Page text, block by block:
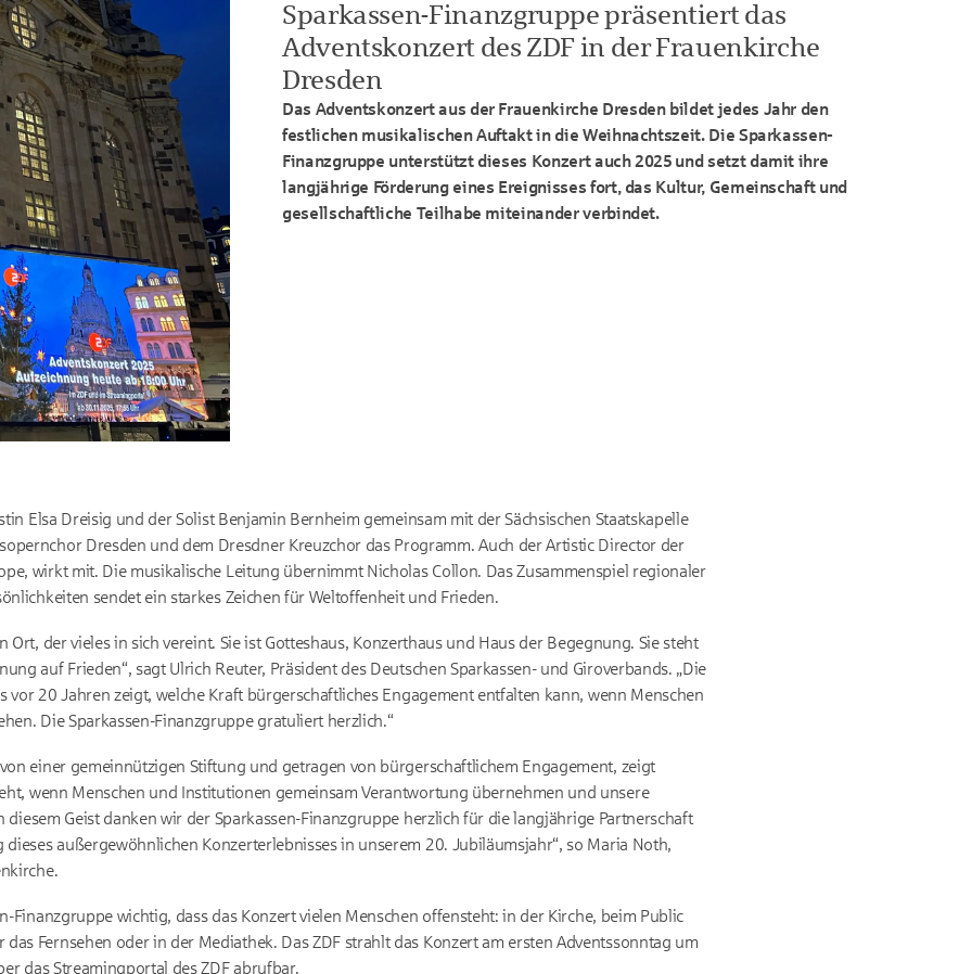
Sparkassen-Finanzgruppe präsentiert das
Adventskonzert des ZDF in der Frauenkirche
Dresden
Das Adventskonzert aus der Frauenkirche Dresden bildet jedes Jahr den
festlichen musikalischen Auftakt in die Weihnachtszeit. Die Sparkassen-
Finanzgruppe unterstützt dieses Konzert auch 2025 und setzt damit ihre
langjährige Förderung eines Ereignisses fort, das Kultur, Gemeinschaft und
gesellschaftliche Teilhabe miteinander verbindet.
Elsa Dreisig und der Solist Benjamin Bernheim gemeinsam mit der Sächsischen Staatskapelle
Dresden und dem Dresdner Kreuzchor das Programm. Auch der Artistic Director der
wirkt mit. Die musikalische Leitung übernimmt Nicholas Collon. Das Zusammenspiel regionaler
sendet ein starkes Zeichen für Weltoffenheit und Frieden.
Ort, der vieles in sich vereint. Sie ist Gotteshaus, Konzerthaus und Haus der Begegnung. Sie steht
auf Frieden“, sagt Ulrich Reuter, Präsident des Deutschen Sparkassen- und Giroverbands. „Die
vor 20 Jahren zeigt, welche Kraft bürgerschaftliches Engagement entfalten kann, wenn Menschen
Die Sparkassen-Finanzgruppe gratuliert herzlich.“
einer gemeinnützigen Stiftung und getragen von bürgerschaftlichem Engagement, zeigt
wenn Menschen und Institutionen gemeinsam Verantwortung übernehmen und unsere
diesem Geist danken wir der Sparkassen-Finanzgruppe herzlich für die langjährige Partnerschaft
außergewöhnlichen Konzerterlebnisses in unserem 20. Jubiläumsjahr“, so Maria Noth,
Finanzgruppe wichtig, dass das Konzert vielen Menschen offensteht: in der Kirche, beim Public
Fernsehen oder in der Mediathek. Das ZDF strahlt das Konzert am ersten Adventssonntag um
das Streamingportal des ZDF abrufbar.